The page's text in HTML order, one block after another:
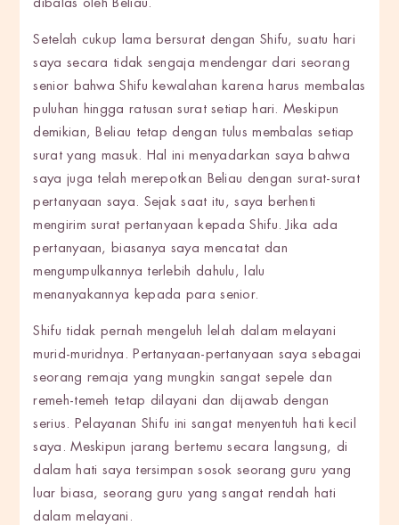
dibalas oleh Beliau.
Setelah cukup lama bersurat dengan Shifu, suatu hari
saya secara tidak sengaja mendengar dari seorang
senior bahwa Shifu kewalahan karena harus membalas
puluhan hingga ratusan surat setiap hari. Meskipun
demikian, Beliau tetap dengan tulus membalas setiap
surat yang masuk. Hal ini menyadarkan saya bahwa
saya juga telah merepotkan Beliau dengan surat-surat
pertanyaan saya. Sejak saat itu, saya berhenti
mengirim surat pertanyaan kepada Shifu. Jika ada
pertanyaan, biasanya saya mencatat dan
mengumpulkannya terlebih dahulu, lalu
menanyakannya kepada para senior.
Shifu tidak pernah mengeluh lelah dalam melayani
murid-muridnya. Pertanyaan-pertanyaan saya sebagai
seorang remaja yang mungkin sangat sepele dan
remeh-temeh tetap dilayani dan dijawab dengan
serius. Pelayanan Shifu ini sangat menyentuh hati kecil
saya. Meskipun jarang bertemu secara langsung, di
dalam hati saya tersimpan sosok seorang guru yang
luar biasa, seorang guru yang sangat rendah hati
dalam melayani.